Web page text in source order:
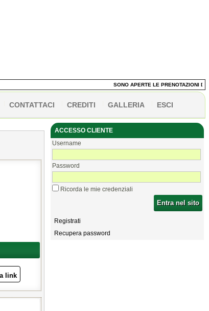
SONO APERTE LE PRENOTAZIONI DEI
CONTATTACI CREDITI GALLERIA ESCI
link
ACCESSO CLIENTE
Username
Password
Ricorda le mie credenziali
Entra nel sito
Registrati
Recupera password